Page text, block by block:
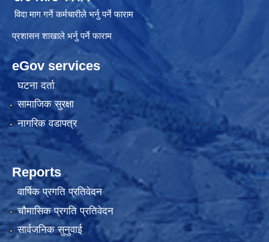
विदा माग गर्ने कर्मचारीले भर्नु पर्ने फाराम
प्रशासन शाखाले भर्नु पर्ने फाराम
eGov services
घटना दर्ता
सामाजिक सुरक्षा
नागरिक वडापत्र
Reports
वार्षिक प्रगति प्रतिवेदन
चौमासिक प्रगति प्रतिवेदन
सार्वजनिक सुनुवाई